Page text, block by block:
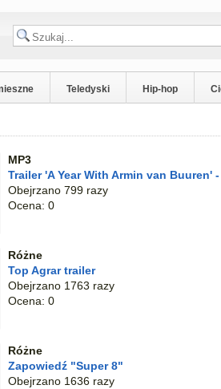
Teledyski Hip-hop
MP3
Trailer 'A Year With Armin van Buuren'
Obejrzano 799 razy
Ocena: 0
Różne
Top Agrar trailer
Obejrzano 1763 razy
Ocena: 0
Różne
Zapowiedź "Super 8"
Obejrzano 1636 razy